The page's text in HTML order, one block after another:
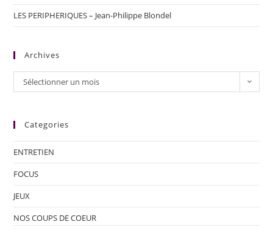
LES PERIPHERIQUES – Jean-Philippe Blondel
Archives
Sélectionner un mois
Categories
ENTRETIEN
FOCUS
JEUX
NOS COUPS DE COEUR